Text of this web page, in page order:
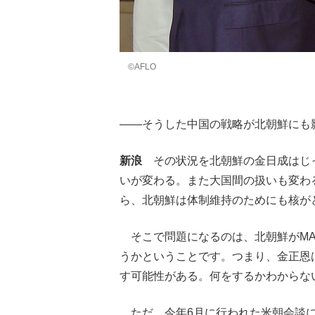
©AFLO
――そうした中国の戦略が北朝鮮にも
新浪 その状況を北朝鮮の金日成はじ
いが変わる。また大国間の扱いも変
ら、北朝鮮は体制維持のためにも核
そこで問題になるのは、北朝鮮が
うかということです。つまり、金正
す可能性がある。何をするかわから
ただ、今年6月に行われた米朝会談